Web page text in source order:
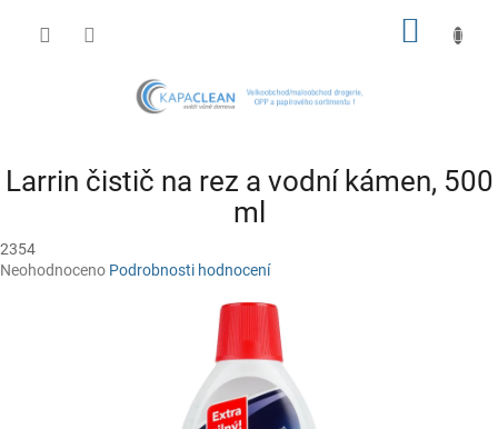
Larrin čistič na rez a vodní kámen, 500
ml
2354
Průměrné
Neohodnoceno Podrobnosti hodnocení